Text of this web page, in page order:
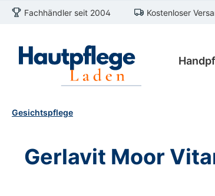
Hauptinhalt springen
Zur Suche springen
Zur Hauptnavigation springen
Fachhändler seit 2004 Kostenloser
Gesichtspflege
Gerlavit Moor